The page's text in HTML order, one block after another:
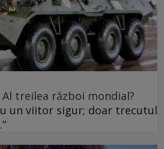
treilea război mondial?
un viitor sigur; doar trecutul